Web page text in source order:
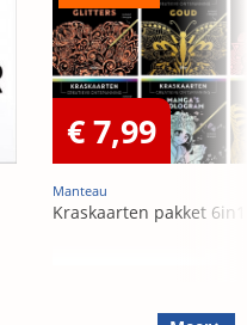
€ 7,99
Manteau
Kraskaarten pakket 6in1